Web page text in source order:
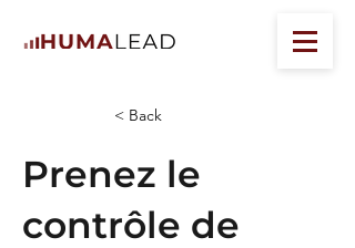
< Back
Prenez le
contrôle de